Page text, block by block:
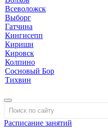
Всеволожск
Выборг
Гатчина
Кингисепп
Кириши
Кировск
Колпино
Сосновый Бор
Тихвин
Расписание занятий